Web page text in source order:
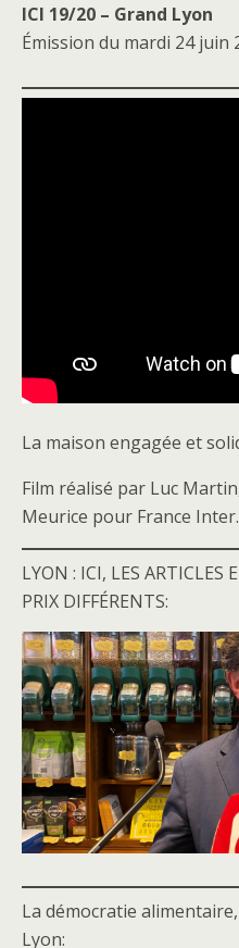
ICI 19/20 – Grand Lyon
Émission du mardi 24 juin
La maison engagée et
Film réalisé par Luc
Meurice pour France Inter.
LYON : ICI, LES ARTICLES
PRIX DIFFÉRENTS:
La démocratie
Lyon: